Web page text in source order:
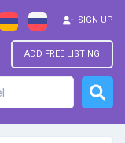
ADD FREE LISTING
SIGN UP